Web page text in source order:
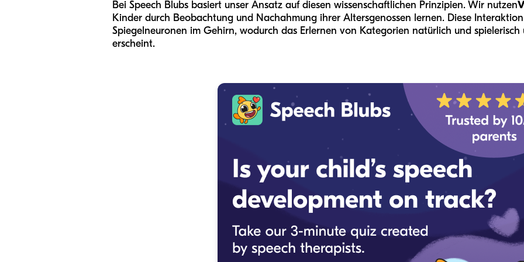
Bei Speech Blubs basiert unser Ansatz auf diesen wissenschaftlichen Prinzipien. Wir nutzen
Kinder durch Beobachtung und Nachahmung ihrer Altersgenossen lernen. Diese
Spiegelneuronen im Gehirn, wodurch das Erlernen von Kategorien natürlich und
erscheint.